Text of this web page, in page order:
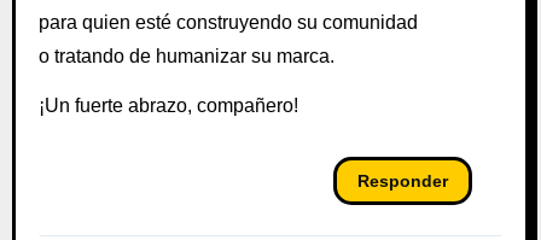
para quien esté construyendo su comunidad
o tratando de humanizar su marca.
¡Un fuerte abrazo, compañero!
Responder